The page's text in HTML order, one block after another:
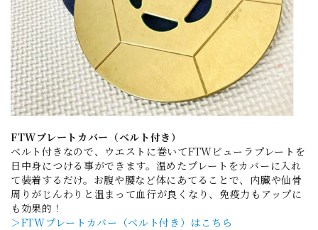
FTWプレートカバー（ベルト付き）
ベルト付きなので、ウエストに巻いてFTWビューラプレートを
日中身につける事ができます。温めたプレートをカバーに入れ
て装着するだけ。お腹や腰など体にあてることで、内臓や仙骨
周りがじんわりと温まって血行が良くなり、免疫力もアップに
も効果的！
＞FTWプレートカバー（ベルト付き）はこちら